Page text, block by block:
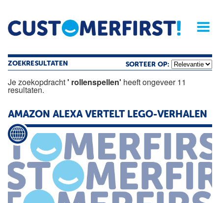
Home Opinie Archief
Magazine
ZOEKRESULTATEN SORTEER OP:
Je zoekopdracht' rollenspellen' heeft ongeveer 11
resultaten.
AMAZON ALEXA VERTELT LEGO-VERHALEN